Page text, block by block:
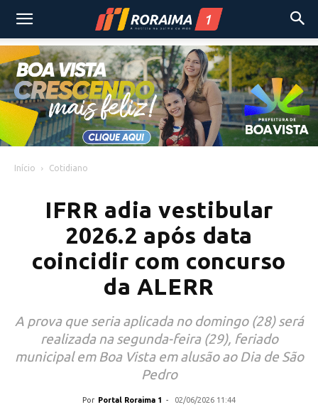
Início Cotidiano
IFRR adia vestibular
2026.2 após data
coincidir com concurso
da ALERR
A prova que seria aplicada no domingo (28) será
realizada na segunda-feira (29), feriado
municipal em Boa Vista em alusão ao Dia de São
Pedro
Por Portal Roraima 1 - 02/06/2026 11:44